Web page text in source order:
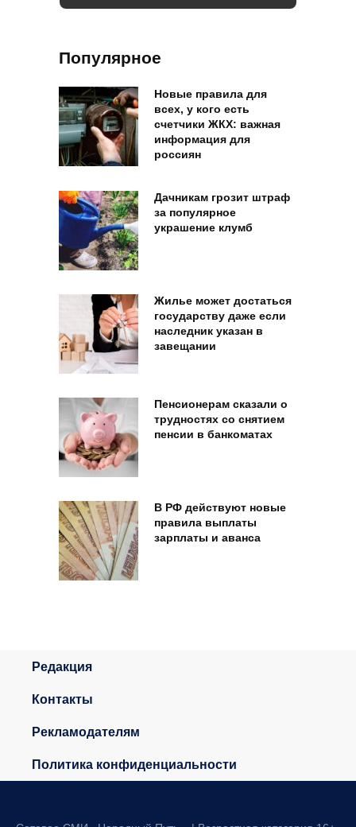
Популярное
Новые правила для
всех, у кого есть
счетчики ЖКХ: важная
информация для
россиян
Дачникам грозит штраф
за популярное
украшение клумб
Жилье может достаться
государству даже если
наследник указан в
завещании
Пенсионерам сказали о
трудностях со снятием
пенсии в банкоматах
В РФ действуют новые
правила выплаты
зарплаты и аванса
Редакция
Контакты
Рекламодателям
Политика конфиденциальности